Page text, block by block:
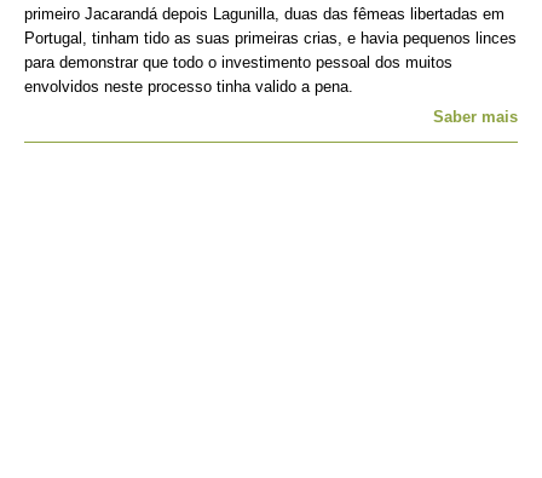
primeiro Jacarandá depois Lagunilla, duas das fêmeas libertadas em
Portugal, tinham tido as suas primeiras crias, e havia pequenos linces
para demonstrar que todo o investimento pessoal dos muitos
envolvidos neste processo tinha valido a pena.
Saber mais